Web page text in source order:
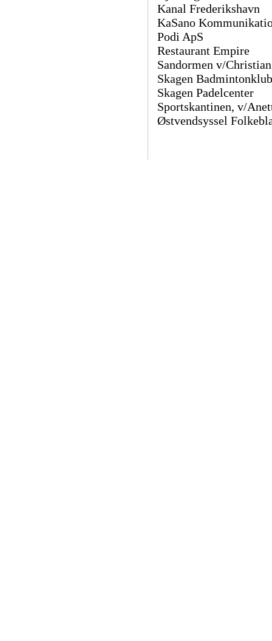
Kanal Frederikshavn
KaSano
Podi ApS
Restaurant Empire
Sandormen v/
Skagen Badmintonklub
Skagen Padelcenter
Sportskantinen, v/
Østvendsyssel